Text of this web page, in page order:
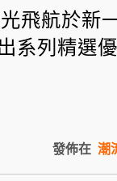
飛航於新
系列精選
發佈在 潮